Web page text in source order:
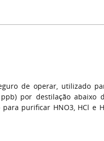
de operar, utilizado
por destilação abaixo
purificar HNO3, HCl e